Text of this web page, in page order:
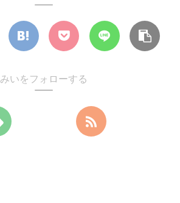
みいをフォローする